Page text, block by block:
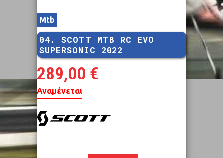
Mtb
04. SCOTT MTB RC EVO
SUPERSONIC 2022
289,00 €
Αναμένεται